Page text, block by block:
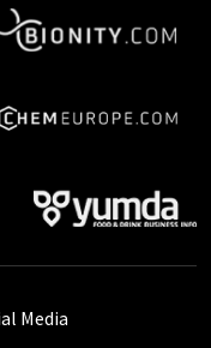
Media